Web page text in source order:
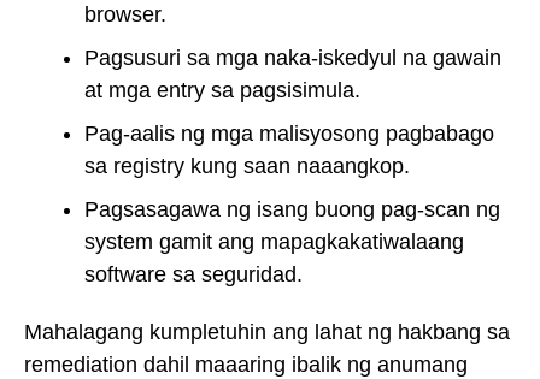
browser.
Pagsusuri sa mga naka-iskedyul na gawain
at mga entry sa pagsisimula.
Pag-aalis ng mga malisyosong pagbabago
sa registry kung saan naaangkop.
Pagsasagawa ng isang buong pag-scan ng
system gamit ang mapagkakatiwalaang
software sa seguridad.
Mahalagang kumpletuhin ang lahat ng hakbang sa
remediation dahil maaaring ibalik ng anumang